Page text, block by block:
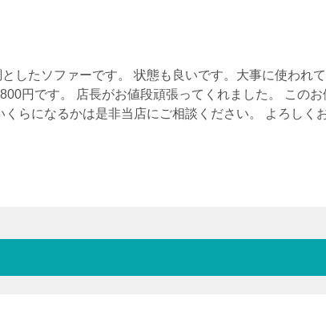
したソファーです。 状態も良いです。大事に使われ
円です。 店長がお値段頑張ってくれました。 このお
らになるかは是非当店にご相談ください。 よろしく